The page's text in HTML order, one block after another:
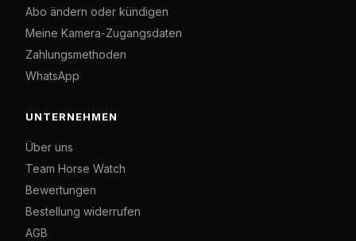
Abo ändern oder kündigen
Meine Kamera-Zugangsdaten
Zahlungsmethoden
WhatsApp
UNTERNEHMEN
Über uns
Team Horse Watch
Bewertungen
Bestellung widerrufen
AGB